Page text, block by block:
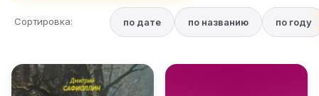
Сортировка: по дате по названию по году